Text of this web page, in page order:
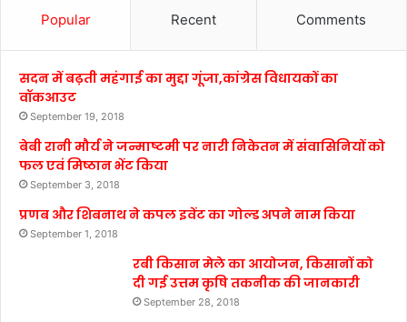
Popular Recent Comments
सदन में बढ़ती महंगाई का मुद्दा गूंजा,कांग्रेस विधायकों का
वॉकआउट
September 19, 2018
बेबी रानी मौर्य ने जन्माष्टमी पर नारी निकेतन में संवासिनियों को
फल एवं मिष्ठान भेंट किया
September 3, 2018
प्रणब और शिबनाथ ने कपल इवेंट का गोल्ड अपने नाम किया
September 1, 2018
रबी किसान मेले का आयोजन, किसानों को
दी गई उत्तम कृषि तकनीक की जानकारी
September 28, 2018